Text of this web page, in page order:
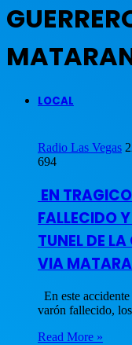
LOCAL
Radio Las Vegas
694
EN
FALLECIDO
TUNEL DE
VIA
En este
varón fallecido,
Read More »